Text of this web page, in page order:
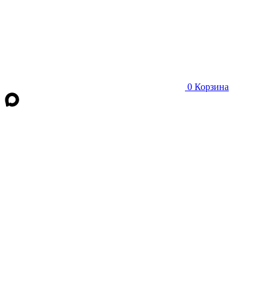
0 Корзина